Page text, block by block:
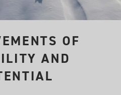
OF
AND